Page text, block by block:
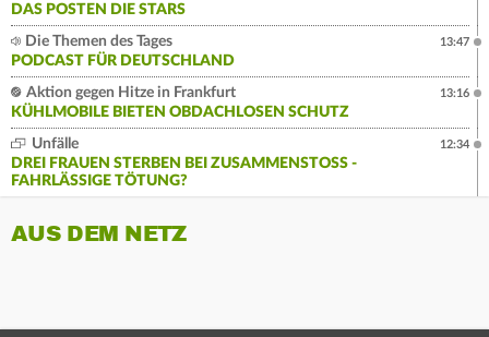
DAS POSTEN DIE STARS
Die Themen des Tages
PODCAST FÜR DEUTSCHLAND
13:47
Aktion gegen Hitze in Frankfurt
KÜHLMOBILE BIETEN OBDACHLOSEN SCHUTZ
13:16
Unfälle
DREI FRAUEN STERBEN BEI ZUSAMMENSTOSS - F
AHRLÄSSIGE TÖTUNG?
12:34
AUS DEM NETZ